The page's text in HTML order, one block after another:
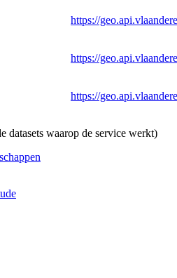
https://
https://
https://
datasets waarop de service werkt)